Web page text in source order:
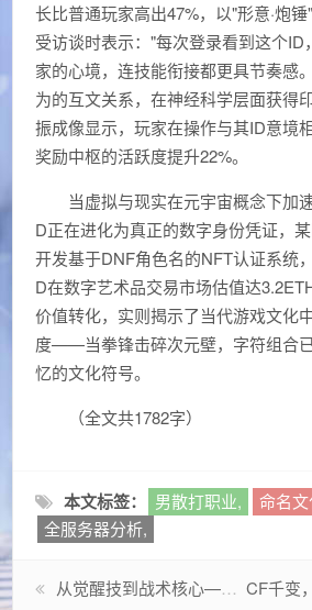
长比普通玩家高出47%，以"形意·炮
受访谈时表示："每次登录看到这个
家的心境，连技能衔接都更具节奏感
为的互文关系，在神经科学层面获
振成像显示，玩家在操作与其ID意境
奖励中枢的活跃度提升22%。
当虚拟与现实在元宇宙概念下加
D正在进化为真正的数字身份凭证，
开发基于DNF角色名的NFT认证系统
D在数字艺术品交易市场估值达
价值转化，实则揭示了当代游戏文化
度——当拳锋击碎次元壁，字符组合
忆的文化符号。
（全文共1782字）
本文标签： 男散打职业, 命名文
全服务器分析,
从觉醒技到战术核心—深度解析DNF武神步的演变与实战革命